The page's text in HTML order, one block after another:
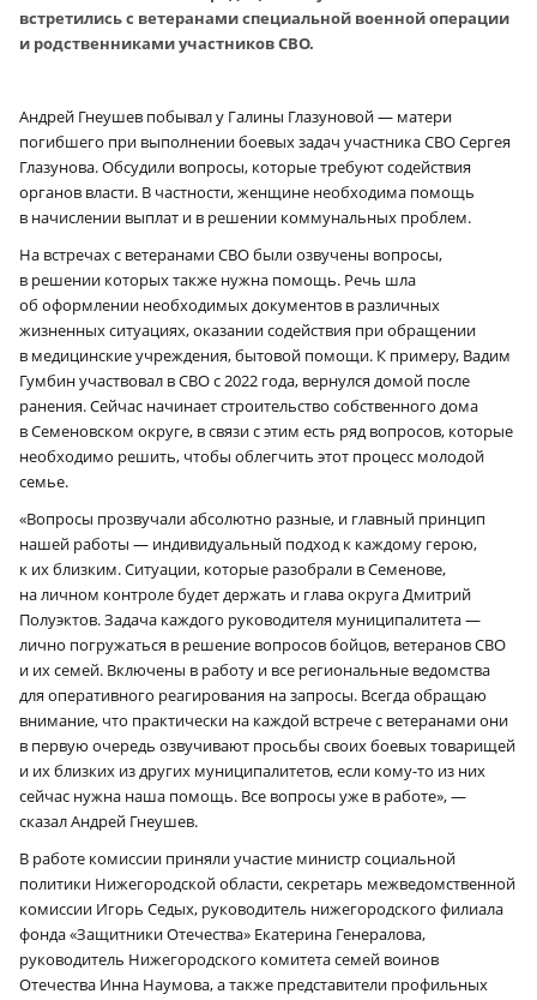
встретились с ветеранами специальной военной операции
и родственниками участников СВО.
Андрей Гнеушев побывал у Галины Глазуновой — матери
погибшего при выполнении боевых задач участника СВО Сергея
Глазунова. Обсудили вопросы, которые требуют содействия
органов власти. В частности, женщине необходима помощь
в начислении выплат и в решении коммунальных проблем.
На встречах с ветеранами СВО были озвучены вопросы,
в решении которых также нужна помощь. Речь шла
об оформлении необходимых документов в различных
жизненных ситуациях, оказании содействия при обращении
в медицинские учреждения, бытовой помощи. К примеру, Вадим
Гумбин участвовал в СВО с 2022 года, вернулся домой после
ранения. Сейчас начинает строительство собственного дома
в Семеновском округе, в связи с этим есть ряд вопросов, которые
необходимо решить, чтобы облегчить этот процесс молодой
семье.
«Вопросы прозвучали абсолютно разные, и главный принцип
нашей работы — индивидуальный подход к каждому герою,
к их близким. Ситуации, которые разобрали в Семенове,
на личном контроле будет держать и глава округа Дмитрий
Полуэктов. Задача каждого руководителя муниципалитета —
лично погружаться в решение вопросов бойцов, ветеранов СВО
и их семей. Включены в работу и все региональные ведомства
для оперативного реагирования на запросы. Всегда обращаю
внимание, что практически на каждой встрече с ветеранами они
в первую очередь озвучивают просьбы своих боевых товарищей
и их близких из других муниципалитетов, если кому-то из них
сейчас нужна наша помощь. Все вопросы уже в работе», —
сказал Андрей Гнеушев.
В работе комиссии приняли участие министр социальной
политики Нижегородской области, секретарь межведомственной
комиссии Игорь Седых, руководитель нижегородского филиала
фонда «Защитники Отечества» Екатерина Генералова,
руководитель Нижегородского комитета семей воинов
Отечества Инна Наумова, а также представители профильных